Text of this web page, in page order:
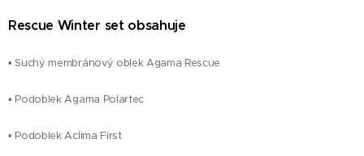
Rescue Winter set obsahuje
• Suchý membránový oblek Agama Rescue
• Podoblek Agama Polartec
• Podoblek Aclima First